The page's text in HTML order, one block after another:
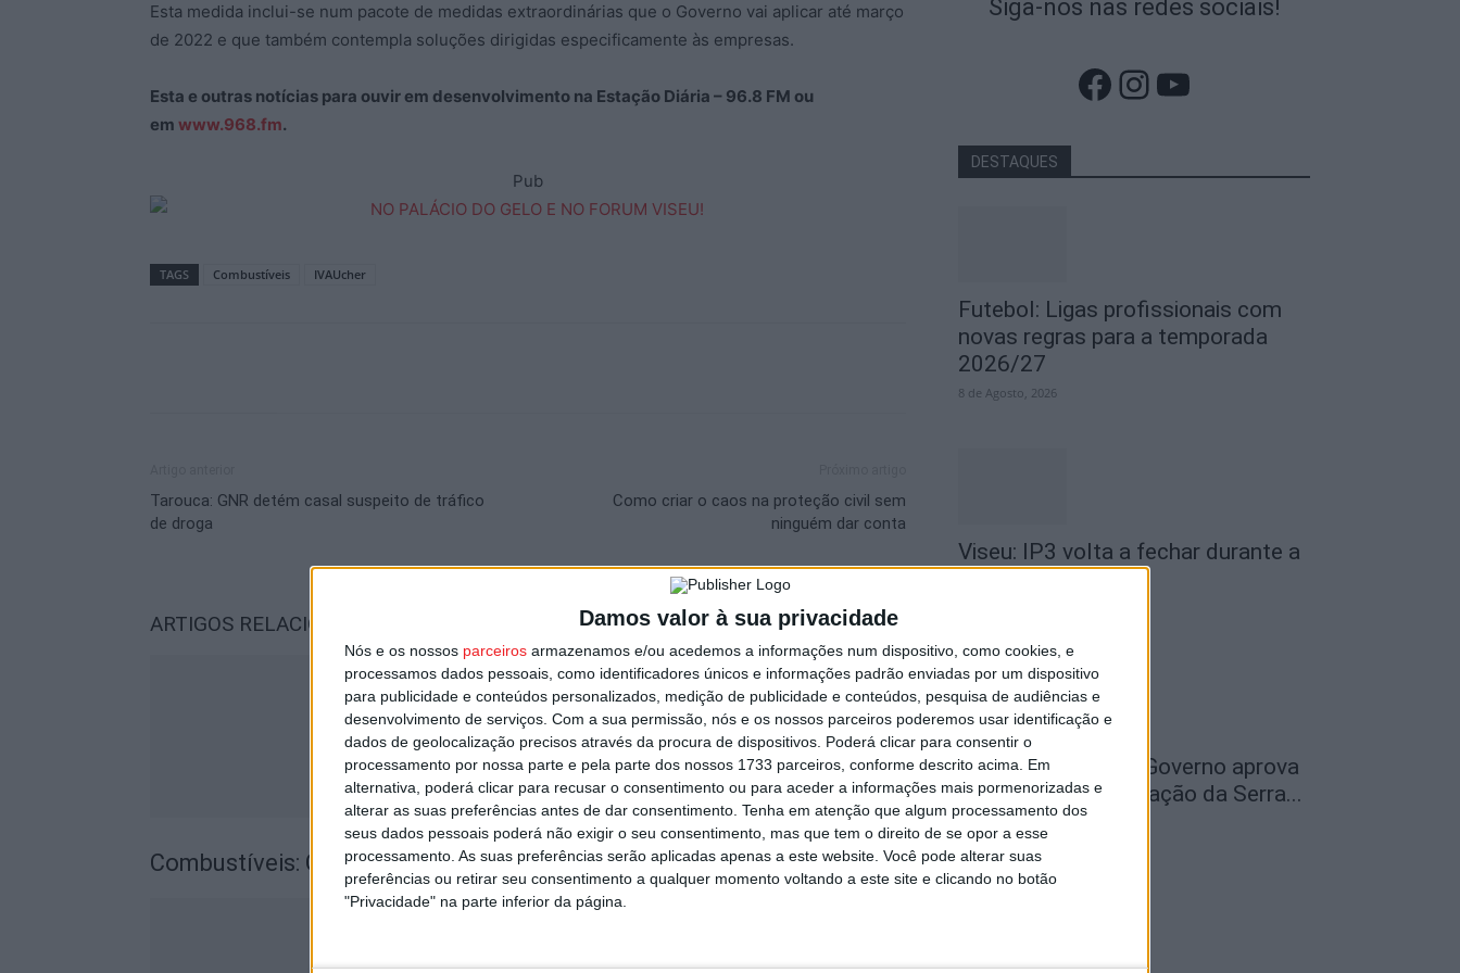
Damos valor à sua privacidade
Nós e os nossos parceiros armazenamos e/ou acedemos a informações num dispositivo, como cookies, e
processamos dados pessoais, como identificadores únicos e informações padrão enviadas por um dispositivo
para publicidade e conteúdos personalizados, medição de publicidade e conteúdos, pesquisa de audiências e
desenvolvimento de serviços. Com a sua permissão, nós e os nossos parceiros poderemos usar identificação e
dados de geolocalização precisos através da procura de dispositivos. Poderá clicar para consentir o
processamento por nossa parte e pela parte dos nossos 1733 parceiros, conforme descrito acima. Em
alternativa, poderá clicar para recusar o consentimento ou para aceder a informações mais pormenorizadas e
alterar as suas preferências antes de dar consentimento. Tenha em atenção que algum processamento dos
seus dados pessoais poderá não exigir o seu consentimento, mas que tem o direito de se opor a esse
processamento. As suas preferências serão aplicadas apenas a este website. Você pode alterar suas
preferências ou retirar seu consentimento a qualquer momento voltando a este site e clicando no botão
"Privacidade" na parte inferior da página.
Esta medida inclui-se num pacote de medidas extraordinárias que o Governo vai aplicar até março
de 2022 e que também contempla soluções dirigidas especificamente às empresas.
Esta e outras notícias para ouvir em desenvolvimento na Estação Diária – 96.8 FM ou
em www.968.fm.
Pub
TAGS Combustíveis IVAUcher
Tarouca: GNR detém casal suspeito de tráfico
de droga
Como criar o caos na proteção civil sem
ninguém dar conta
ARTIGOS RELACIONADOS
Combustíveis: Gasóleo vai descer o dobro da gasolina
Siga-nos nas redes sociais!
Facebook
Instagram
YouTube
DESTAQUES
Futebol: Ligas profissionais com
novas regras para a temporada
2026/27
8 de Agosto, 2026
Viseu: IP3 volta a fechar durante a
São Pedro do Sul: Governo aprova
Centro de Interpretação da Serra...